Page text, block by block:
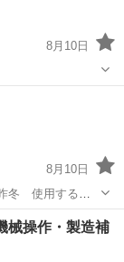
8月10日
8月10日
干の使用感はあ
いします。 就活
操作・製造補